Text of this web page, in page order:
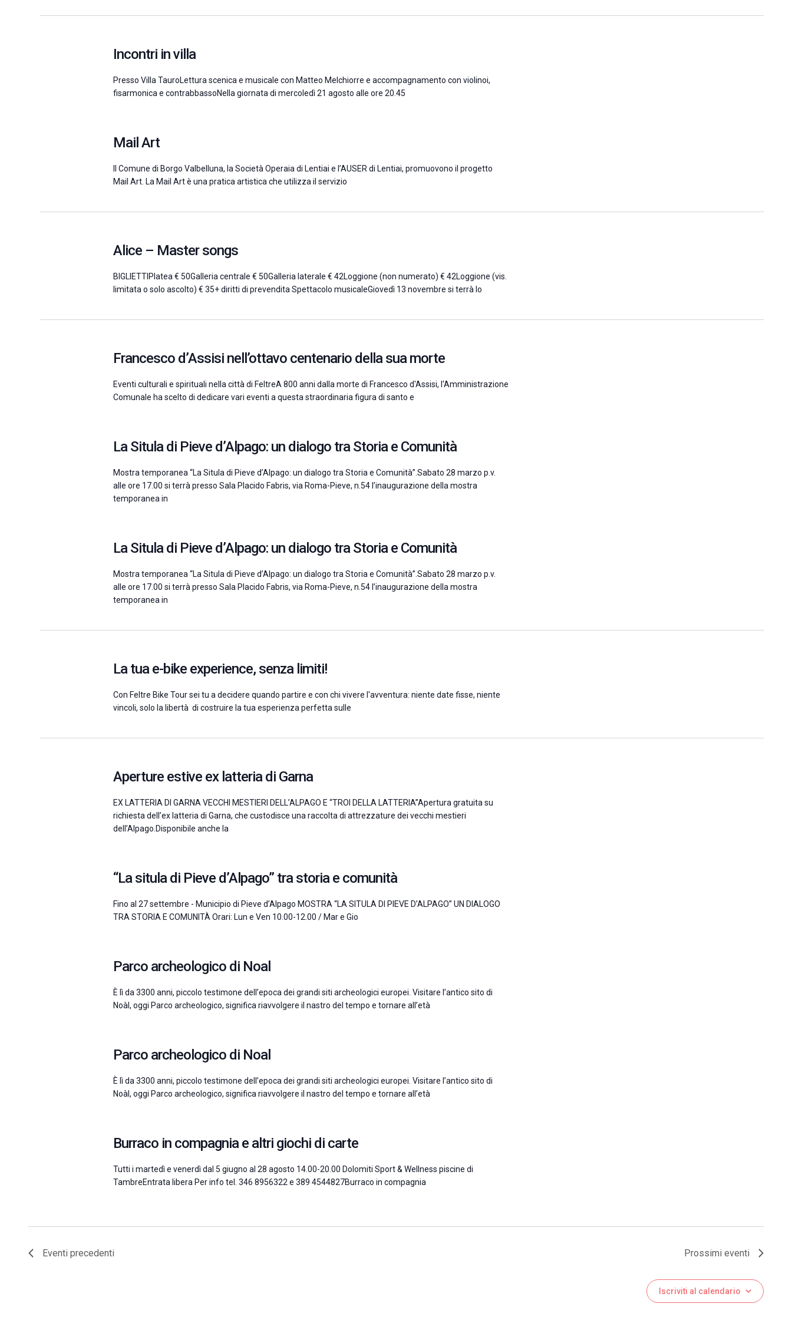
la
Incontri in villa
Presso Villa TauroLettura scenica e musicale con Matteo Melchiorre e accompagnamento con violinoi,
fisarmonica e contrabbassoNella giornata di mercoledì 21 agosto alle ore 20.45
Mail Art
Il Comune di Borgo Valbelluna, la Società Operaia di Lentiai e l’AUSER di Lentiai, promuovono il progetto
Mail Art. La Mail Art è una pratica artistica che utilizza il servizio
Alice – Master songs
BIGLIETTIPlatea € 50Galleria centrale € 50Galleria laterale € 42Loggione (non numerato) € 42Loggione (vis.
limitata o solo ascolto) € 35+ diritti di prevendita Spettacolo musicaleGiovedì 13 novembre si terrà lo
Francesco d’Assisi nell’ottavo centenario della sua morte
Eventi culturali e spirituali nella città di FeltreA 800 anni dalla morte di Francesco d'Assisi, l'Amministrazione
Comunale ha scelto di dedicare vari eventi a questa straordinaria figura di santo e
La Situla di Pieve d’Alpago: un dialogo tra Storia e Comunità
Mostra temporanea “La Situla di Pieve d’Alpago: un dialogo tra Storia e Comunità”.Sabato 28 marzo p.v.
alle ore 17.00 si terrà presso Sala Placido Fabris, via Roma-Pieve, n.54 l’inaugurazione della mostra
temporanea in
La Situla di Pieve d’Alpago: un dialogo tra Storia e Comunità
Mostra temporanea “La Situla di Pieve d’Alpago: un dialogo tra Storia e Comunità”.Sabato 28 marzo p.v.
alle ore 17.00 si terrà presso Sala Placido Fabris, via Roma-Pieve, n.54 l’inaugurazione della mostra
temporanea in
La tua e-bike experience, senza limiti!
Con Feltre Bike Tour sei tu a decidere quando partire e con chi vivere l'avventura: niente date fisse, niente
vincoli, solo la libertà di costruire la tua esperienza perfetta sulle
Aperture estive ex latteria di Garna
EX LATTERIA DI GARNA VECCHI MESTIERI DELL’ALPAGO E “TROI DELLA LATTERIA”Apertura gratuita su
richiesta dell’ex latteria di Garna, che custodisce una raccolta di attrezzature dei vecchi mestieri
dell’Alpago.Disponibile anche la
“La situla di Pieve d’Alpago” tra storia e comunità
Fino al 27 settembre - Municipio di Pieve d’Alpago MOSTRA “LA SITULA DI PIEVE D’ALPAGO” UN DIALOGO
TRA STORIA E COMUNITÀ Orari: Lun e Ven 10.00-12.00 / Mar e Gio
Parco archeologico di Noal
È lì da 3300 anni, piccolo testimone dell’epoca dei grandi siti archeologici europei. Visitare l’antico sito di
Noàl, oggi Parco archeologico, significa riavvolgere il nastro del tempo e tornare all’età
Parco archeologico di Noal
È lì da 3300 anni, piccolo testimone dell’epoca dei grandi siti archeologici europei. Visitare l’antico sito di
Noàl, oggi Parco archeologico, significa riavvolgere il nastro del tempo e tornare all’età
Burraco in compagnia e altri giochi di carte
Tutti i martedì e venerdì dal 5 giugno al 28 agosto 14.00-20.00 Dolomiti Sport & Wellness piscine di
TambreEntrata libera Per info tel. 346 8956322 e 389 4544827Burraco in compagnia
Eventi precedenti Prossimi eventi
Iscriviti al calendario